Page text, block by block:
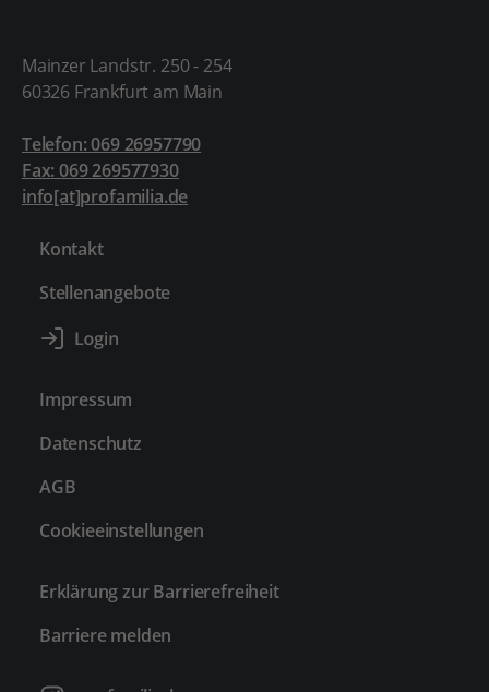
Mainzer Landstr. 250 - 254
60326 Frankfurt am Main
Telefon: 069 26957790
Fax: 069 269577930
info[at]profamilia.de
Kontakt
Stellenangebote
Impressum
Datenschutz
AGB
Cookieeinstellungen
Erklärung zur Barrierefreiheit
Barriere melden